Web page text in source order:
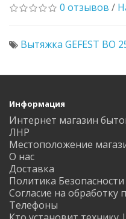
0 отзывов /
Вытяжка GEFEST ВО
Информация
Интернет магазин
ЛНР
Местоположение
О нас
Доставка
Политика Безопасности
Согласие на обработку
Телефоны